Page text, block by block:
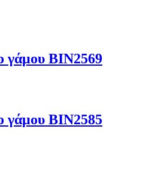
γάμου ΒΙΝ2569
γάμου ΒΙΝ2585